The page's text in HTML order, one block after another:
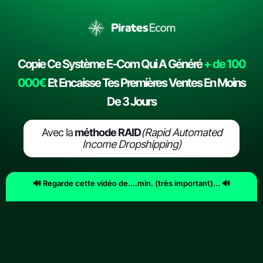
Copie Ce Système E-Com Qui A Généré+ de 100
000€Et Encaisse Tes Premières Ventes En Moins
De 3 Jours
Avec laméthode RAID(Rapid Automated
Income Dropshipping)
🔊 Regarde cette vidéo de....min. (très important)... 🔊